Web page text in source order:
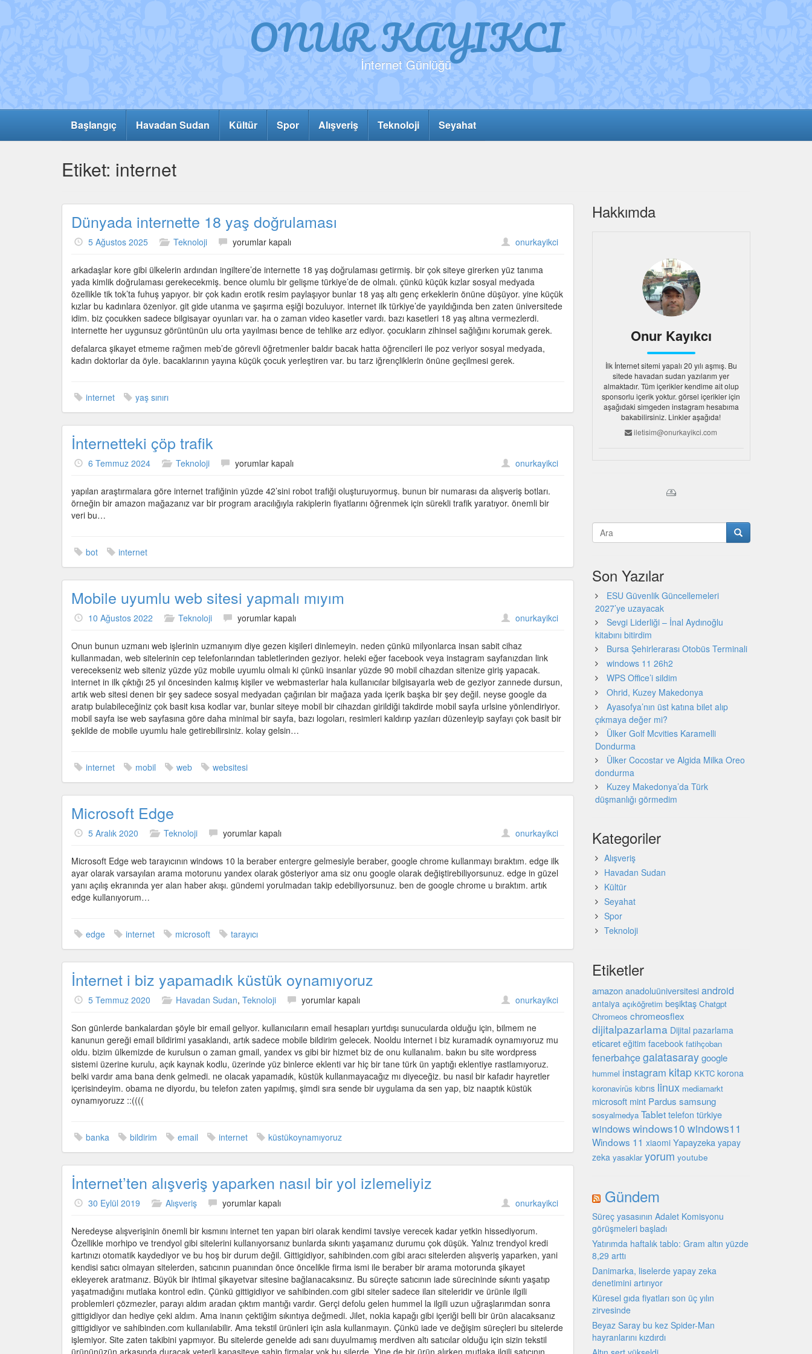
ONUR KAYIKCI
İnternet Günlüğü
Başlangıç Havadan Sudan Kültür Spor Alışveriş Teknoloji Seyahat
Etiket: internet
Dünyada internette 18 yaş doğrulaması
5 Ağustos 2025 Teknoloji
Dünyada
18
yaş
doğrulaması
için
yorumlar kapalı onurkayikci
arkadaşlar kore gibi ülkelerin ardından ingiltere’de internette 18 yaş doğrulaması getirmiş. bir çok siteye girerken yüz tanıma
yada kimlik doğrulaması gerekecekmiş. bence olumlu bir gelişme türkiye’de de olmalı. çünkü küçük kızlar sosyal medyada
özellikle tik tok’ta fuhuş yapıyor. bir çok kadın erotik resim paylaşıyor bunlar 18 yaş altı genç erkeklerin önüne düşüyor. yine küçük
kızlar bu kadınlara özeniyor. git gide utanma ve şaşırma eşiği bozuluyor. internet ilk türkiye’de yayıldığında ben zaten üniversitede
idim. biz çocukken sadece bilgisayar oyunları var. ha o zaman video kasetler vardı. bazı kasetleri 18 yaş altına vermezlerdi.
internette her uygunsuz görüntünün ulu orta yayılması bence de tehlike arz ediyor. çocukların zihinsel sağlığını korumak gerek.
defalarca şikayet etmeme rağmen meb’de görevli öğretmenler baldır bacak hatta öğrencileri ile poz veriyor sosyal medyada,
kadın doktorlar da öyle. bacaklarının yayına küçük çocuk yerleştiren var. bu tarz iğrençliklerin önüne geçilmesi gerek.
internet yaş sınırı
İnternetteki çöp trafik
6 Temmuz 2024 Teknoloji
İnternetteki
trafik
için
yorumlar kapalı onurkayikci
yapılan araştırmalara göre internet trafiğinin yüzde 42’sini robot trafiği oluşturuyormuş. bunun bir numarası da alışveriş botları.
örneğin bir amazon mağazanız var bir program aracılığıyla rakiplerin fiyatlarını öğrenmek için sürekli trafik yaratıyor. önemli bir
veri bu…
bot internet
Mobile uyumlu web sitesi yapmalı mıyım
10 Ağustos 2022 Teknoloji
Mobile
web
sitesi
yapmalı
mıyım
için
yorumlar kapalı onurkayikci
Onun bunun uzmanı web işlerinin uzmanıyım diye gezen kişileri dinlemeyin. neden çünkü milyonlarca insan sabit cihaz
kullanmadan, web sitelerinin cep telefonlarından tabletlerinden geziyor. heleki eğer facebook veya instagram sayfanızdan link
verecekseniz web siteniz yüzde yüz mobile uyumlu olmalı ki çünkü insanlar yüzde 90 mobil cihazdan sitenize giriş yapacak.
internet in ilk çıktığı 25 yıl öncesinden kalmış kişiler ve webmasterlar hala kullanıcılar bilgisayarla web de geziyor zannede dursun,
artık web sitesi denen bir şey sadece sosyal medyadan çağırılan bir mağaza yada içerik başka bir şey değil. neyse google da
aratıp bulabileceğiniz çok basit kısa kodlar var, bunlar siteye mobil bir cihazdan girildiği takdirde mobil sayfa urlsine yönlendiriyor.
mobil sayfa ise web sayfasına göre daha minimal bir sayfa, bazı logoları, resimleri kaldırıp yazıları düzenleyip sayfayı çok basit bir
şekilde de mobile uyumlu hale getirebilirsiniz. kolay gelsin…
internet mobil web websitesi
Microsoft Edge
5 Aralık 2020 Teknoloji
Microsoft
için
yorumlar kapalı onurkayikci
Microsoft Edge web tarayıcının windows 10 la beraber entergre gelmesiyle beraber, google chrome kullanmayı bıraktım. edge ilk
ayar olarak varsayılan arama motorunu yandex olarak gösteriyor ama siz onu google olarak değiştirebiliyorsunuz. edge in güzel
yanı açılış ekranında yer alan haber akışı. gündemi yorulmadan takip edebiliyorsunuz. ben de google chrome u bıraktım. artık
edge kullanıyorum…
edge internet microsoft tarayıcı
İnternet i biz yapamadık küstük oynamıyoruz
5 Temmuz 2020 Havadan Sudan, Teknoloji
İnternet
biz
yapamadık
küstük
oynamıyoruz
için
yorumlar kapalı onurkayikci
Son günlerde bankalardan şöyle bir email geliyor. kullanıcıların email hesapları yurtdışı sunucularda olduğu için, bilmem ne
kanunun gereği email bildirimi yasaklandı, artık sadece mobile bildirim gelecek. Nooldu internet i biz kuramadık oynamıyoruz mu
oldu. bizim ülkemizde de kurulsun o zaman gmail, yandex vs gibi bir hizmet biz de onu kullanalım. bakın bu site wordpress
sistemi üzerine kurulu, açık kaynak kodlu, üzerinde yüz binlerce eklenti var hiç bir tane türk ün yaptığı eklentiye rastlamıyoruz.
belki vardır ama bana denk gelmedi. ne olacak yapamadık, küstük kullanmayacağız mı diyeceğiz. bu nasıl bir kafadır hayretler
içerisindeyim. obama ne diyordu, bu telefon zaten yapılmış, şimdi sıra sende bir uygulama da sen yap, biz naaptık küstük
oynamıyoruzz ::((((
banka bildirim email internet küstükoynamıyoruz
İnternet’ten alışveriş yaparken nasıl bir yol izlemeliyiz
30 Eylül 2019 Alışveriş
İnternet’ten
yaparken
nasıl
bir
yol
izlemeliyiz
için
yorumlar kapalı onurkayikci
Neredeyse alışverişinin önemli bir kısmını internet ten yapan biri olarak kendimi tavsiye verecek kadar yetkin hissediyorum.
Özellikle morhipo ve trendyol gibi sitelerini kullanıyorsanız bunlarda sıkıntı yaşamanız durumu çok düşük. Yalnız trendyol kredi
kartınızı otomatik kaydediyor ve bu hoş bir durum değil. Gittigidiyor, sahibinden.com gibi aracı sitelerden alışveriş yaparken, yani
kendisi satıcı olmayan sitelerden, satıcının puanından önce öncelikle firma ismi ile beraber bir arama motorunda şikayet
ekleyerek aratmanız. Büyük bir ihtimal şikayetvar sitesine bağlanacaksınız. Bu süreçte satıcının iade sürecininde sıkıntı yaşatıp
yaşatmadığını mutlaka kontrol edin. Çünkü gittigidiyor ve sahibinden.com gibi siteler sadece ilan siteleridir ve ürünle ilgili
problemleri çözmezler, parayı aldım aradan çıktım mantığı vardır. Gerçi defolu gelen hummel la ilgili uzun uğraşlarımdan sonra
gittigidiyor dan hediye çeki aldım. Ama inanın çektiğim sıkıntıya değmedi. Jilet, nokia kapağı gibi içeriği belli bir ürün alacaksanız
gittigidiyor ve sahibinden.com kullanılabilir. Ama tekstil ürünleri için asla kullanmayın. Çünkü iade ve değişim süreçleri bu sitelerde
işlemiyor. Site zaten takibini yapmıyor. Bu sitelerde genelde adı sanı duyulmamış merdiven altı satıcılar olduğu için sizin tekstil
ürününüzün arkasında duracak yeterli kapasiteye sahip firmalar yok bu silerde. Yine de bir ürün alırken mutlaka ilgili satıcının
Hakkımda
Onur Kayıkcı
İlk İnternet sitemi yapalı 20 yılı aşmış. Bu
sitede havadan sudan yazılarım yer
almaktadır. Tüm içerikler kendime ait olup
sponsorlu içerik yoktur. görsel içerikler için
aşağıdaki simgeden instagram hesabıma
bakabilirsiniz. Linkler aşağıda!
iletisim@onurkayikci.com
Son Yazılar
ESU Güvenlik Güncellemeleri
2027’ye uzayacak
Sevgi Liderliği – İnal Aydınoğlu
kitabını bitirdim
Bursa Şehirlerarası Otobüs Terminali
windows 11 26h2
WPS Office’i sildim
Ohrid, Kuzey Makedonya
Ayasofya’nın üst katına bilet alıp
çıkmaya değer mi?
Ülker Golf Mcvities Karamelli
Dondurma
Ülker Cocostar ve Algida Milka Oreo
dondurma
Kuzey Makedonya’da Türk
düşmanlığı görmedim
Kategoriler
Alışveriş
Havadan Sudan
Kültür
Seyahat
Spor
Teknoloji
Etiketler
amazon anadoluüniversitesi android
antalya açıköğretim beşiktaş Chatgpt
Chromeos chromeosflex
dijitalpazarlama Dijital pazarlama
eticaret eğitim facebook fatihçoban
fenerbahçegalatasaray google
hummel instagram kitap KKTC korona
koronavirüs kıbrıs linux mediamarkt
microsoft mint Pardus samsung
sosyalmedya Tablet telefon türkiye
windowswindows10 windows11
Windows 11 xiaomi Yapayzeka yapay
zeka yasaklar yorum youtube
Gündem
Süreç yasasının Adalet Komisyonu
görüşmeleri başladı
Yatırımda haftalık tablo: Gram altın yüzde
8,29 arttı
Danimarka, liselerde yapay zeka
denetimini artırıyor
Küresel gıda fiyatları son üç yılın
zirvesinde
Beyaz Saray bu kez Spider-Man
hayranlarını kızdırdı